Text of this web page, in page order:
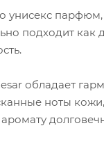
унисекс
подходит как
обладает
ноты